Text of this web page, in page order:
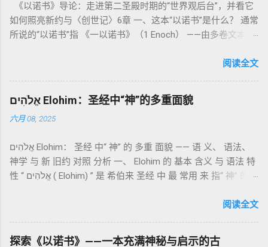
中活出“圣洁”。圣洁不仅是内心态度，更是生活方式。 二、献
祭制度：与神相交的通道 前七章详细描述五种祭： 燔祭
（olah）：全然献上，象征奉献与赎罪； 素祭 （minchah）：
团契的象征； 赎罪祭 （chatat）：针对无意之罪的遮盖； 赎愆
祭 （asham）：针对特定罪行的赔偿与赎回。 这些制度不是单
纯宗教仪式，而是 神提供给罪人恢复关系的方式 。 希伯来文
祂的子民得洁净并维系同在。 三、祭司制度与敬拜秩序 亚伦与
记》强调他们的洁净、服饰、行为都必须与神的圣洁相称。 祭
司是 圣所的看守者、律法的教导者与百姓的代求者 。他们的失
败（如拿答与亚比户擅献凡火）立刻带来神的审判（利10
限 第11–15章讲述关于食物、疾病（如大麻风）、体液等“洁净
与不洁”的律例。其目的不是为了迷信或隔离，而是建立 圣洁与
秩序感 ，帮助以色列人活在神的同在中。 “洁净”不是等同于“无
《以诺书》导论：走进第二圣殿时期的“世界观后台”，并看它
如何照亮新约与〈创世记〉6章 一、这本“以诺书”是什么？ 通常
所说的“以诺书”指 《一以诺书》（1 Enoch） ——由多卷文本构
世纪），虽不在犹太/基督教主流正典之内（ 埃塞俄比亚正教
吉兹语（埃塞俄比亚语） 保存， 死海古卷 出土了多份 阿拉姆
语 残卷，另有 希腊文 片段，显示其广泛流传。 《一以诺书》
大体由五部分组成（作者与年代各异）： 《守望者之书》（1–
通婚、巨人（尼非利人）的出现，以及神对其囚禁与审判。
《比喻/相似喻之书》（37–71） ：频繁出现“ 那位人子/拣选
者/义者 ”，刻画末世审判与王权。 《天文之书》（72–82） ：
：以异象回顾以色列史并预示末世。 《以诺书信》（91–108）
：智慧训诫、“祸哉”、义人与恶人的结局等。 提示：另有《二
以诺书》（斯拉夫文）与《三以诺书》（希伯来文），属更晚
阅读全文
אֱלֹהִים Elohim：圣经中“神”的多重面貌
六月 08, 2025
אֱלֹהִים Elohim： 圣经 中“ 神” 的 多重 面貌 —— 语 义、 语法、
神学 与 新 旧约 对照 分析 一、 Elohim 的 基本 含义 与 语法 特
性 “ אֱלֹהִים ( Elohim) ” 是 希伯来 圣经 中 最 常用 来 指“ 神” 的
者”。 ✦ 语法 现象： Elohim 是 一个 复数 形式 （“- im” 后
世 记 1: 1）； 在 其他 语 境 中也 可 用于 复数 意义， 如 指 多
阅读全文
探索《以诺书》——一本充满神秘与启示的古